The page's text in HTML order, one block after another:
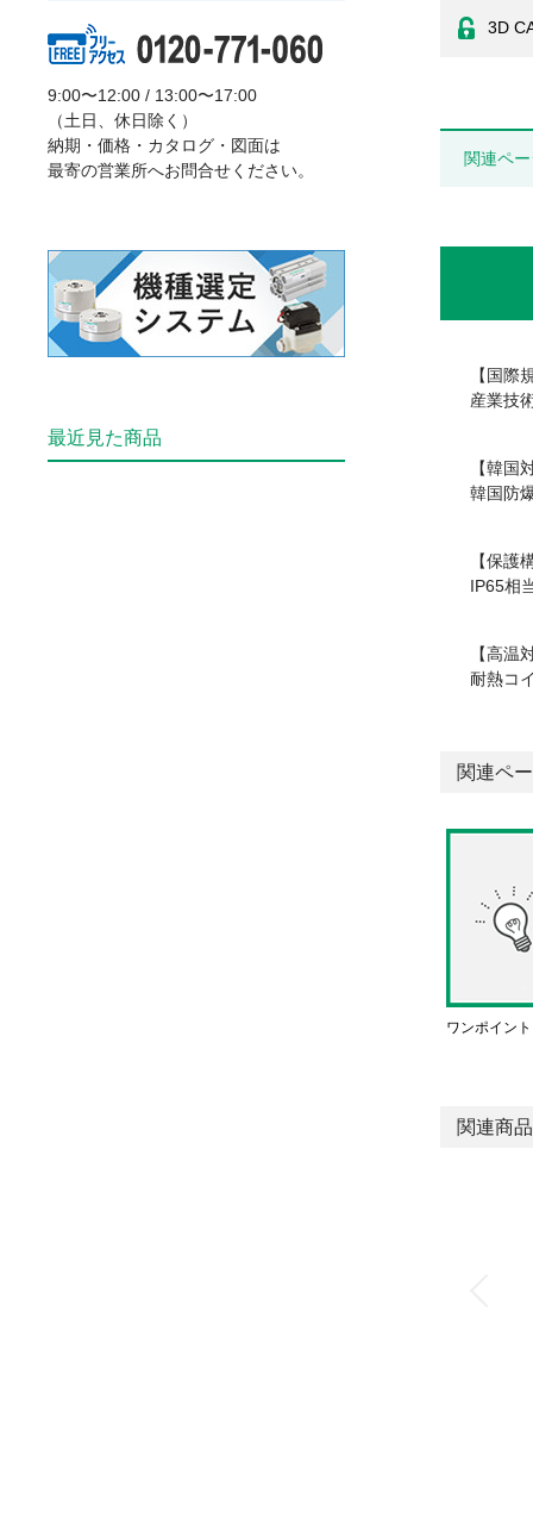
3D
関連ペ
【国際
産業技
【韓国
韓国防
【保護
IP65相
【高温
耐熱コ
関連ペ
ワンポイン
関連商品
9:00〜12:00 / 13:00〜17:00
（土日、休日除く）
納期・価格・カタログ・図面は
最寄の営業所へお問合せください。
最近見た商品